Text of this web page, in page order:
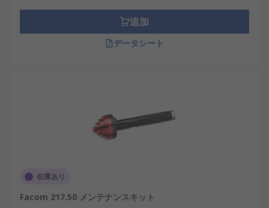
追加
データシート
在庫あり
Facom 217.50 メンテナンスキット